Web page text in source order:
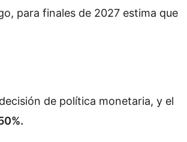
para finales de 2027 estima que
de política monetaria, y el